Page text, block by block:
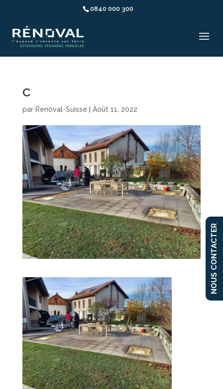
0840 000 300
c
par Renoval-Suisse Août 11, 2022
NOUS CONTACTER